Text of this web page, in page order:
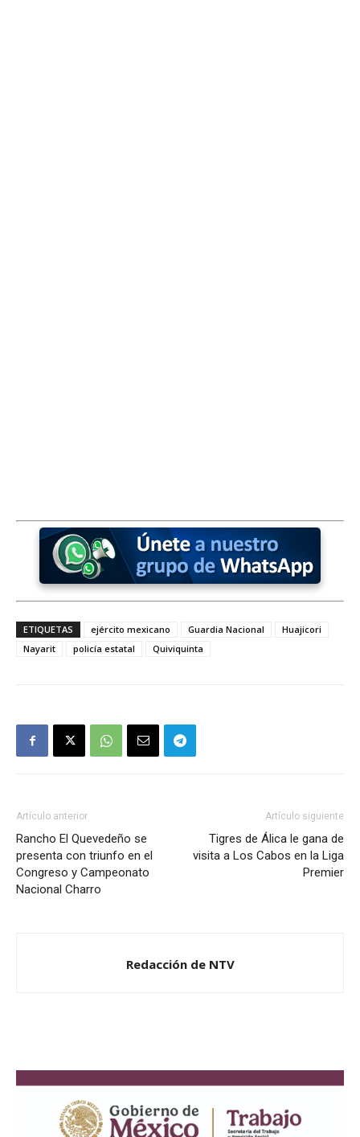
ETIQUETAS ejército mexicano Guardia Nacional
Huajicori
Nayarit
policía estatal Quiviquinta
Artículo anterior
Rancho El Quevedeño se
presenta con triunfo en el
Congreso y Campeonato
Nacional Charro
Artículo siguiente
Tigres de Álica le gana de
visita a Los Cabos en la Liga
Premier
Redacción de NTV